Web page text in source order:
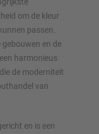
om de kleur
passen.
gebouwen en de
harmonieus
de moderniteit
van
en is een